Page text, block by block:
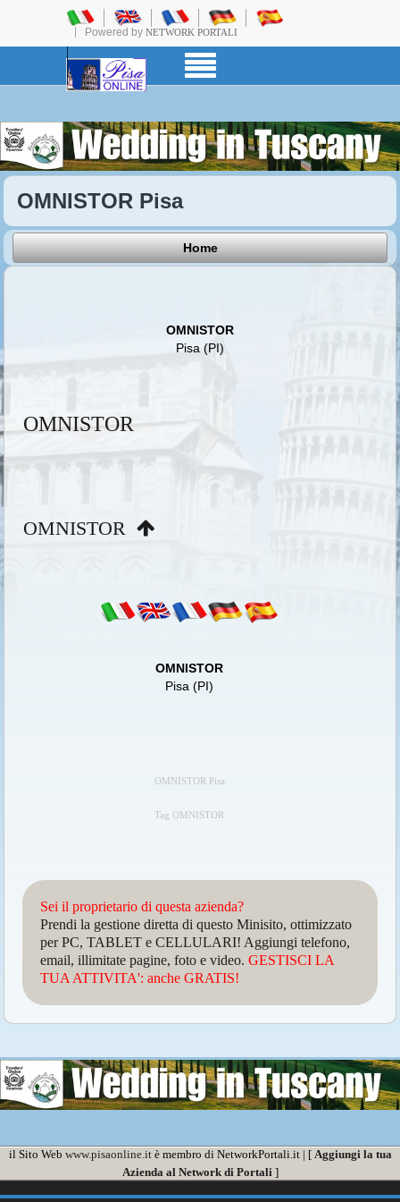
Powered by NETWORK PORTALI
OMNISTOR Pisa
Home
OMNISTOR
Pisa (PI)
OMNISTOR
OMNISTOR
OMNISTOR
Pisa (PI)
OMNISTOR Pisa
Tag OMNISTOR
Sei il proprietario di questa azienda?
Prendi la gestione diretta di questo Minisito, ottimizzato
per PC, TABLET e CELLULARI! Aggiungi telefono,
email, illimitate pagine, foto e video.GESTISCI LA
TUA ATTIVITA': anche GRATIS!
il Sito Web www.pisaonline.itè membro di NetworkPortali.it | [ Aggiungi la tua
Azienda al Network di Portali ]